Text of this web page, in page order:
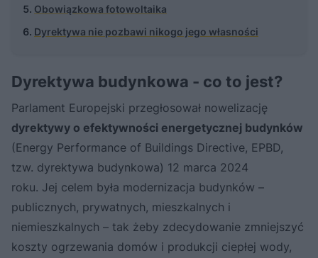
Obowiązkowa fotowoltaika
Dyrektywa nie pozbawi nikogo jego własności
Dyrektywa budynkowa - co to jest?
Parlament Europejski przegłosował nowelizację
dyrektywy o efektywności energetycznej budynków
(Energy Performance of Buildings Directive, EPBD,
tzw. dyrektywa budynkowa) 12 marca 2024
roku. Jej celem była modernizacja budynków –
publicznych, prywatnych, mieszkalnych i
niemieszkalnych – tak żeby zdecydowanie zmniejszyć
koszty ogrzewania domów i produkcji ciepłej wody,